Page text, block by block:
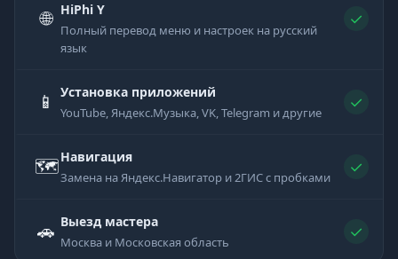
🌐 HiPhi Y
Полный перевод меню и настроек на русский
язык
✓
📱 Установка приложений
YouTube, Яндекс.Музыка, VK, Telegram и другие ✓
🗺Навигация
Замена на Яндекс.Навигатор и 2ГИС с пробками ✓
🚗 Выезд мастера
Москва и Московская область ✓